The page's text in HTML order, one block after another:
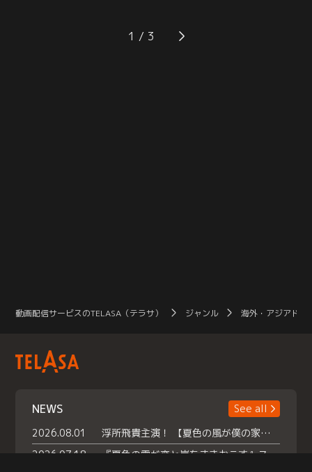
たちだけで妊婦の出産を行う。ロー
ズ医師は、ハルステッド刑事にとっ
1
動画配信サービスのTELASA（テラサ） ジャンル 海外・アジアドラ
NEWS
See all
2026.08.01
浮所飛貴主演！ 【夏色の風が僕の家にやってきた】 本日よりテラサで独占配信スタート！
2026.07.18
『夏色の雲が恋と嵐をまきおこす』スペシャルメイキング 【Part1】2026年７月18日（土）23時30分～配信スタート！話題のシーンの裏側を大公開！豪華キャスト大集合！ 『武宮家 真夏の家族会議』開催！